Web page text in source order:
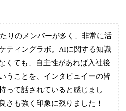
りのメンバーが多く、非常に活
ティングラボ。AIに関する知識
くても、自主性があれば入社後
うことを、インタビュイーの皆
って話されていると感じまし
さも強く印象に残りました！